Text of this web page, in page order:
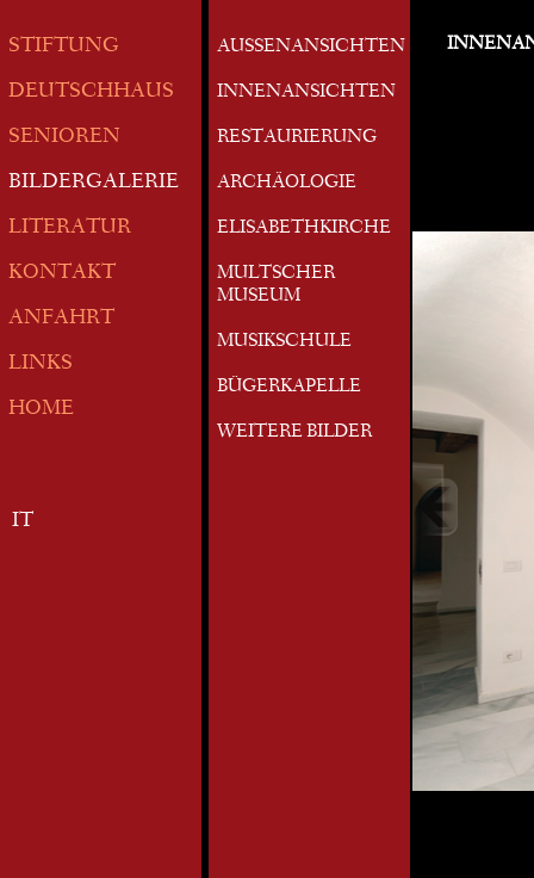
STIFTUNG
DEUTSCHHAUS
SENIOREN
BILDERGALERIE
LITERATUR
KONTAKT
ANFAHRT
LINKS
HOME
IT
AUSSENANSICHTEN
INNENANSICHTEN
RESTAURIERUNG
ARCHÄOLOGIE
ELISABETHKIRCHE
MULTSCHER
MUSEUM
MUSIKSCHULE
BÜGERKAPELLE
WEITERE BILDER